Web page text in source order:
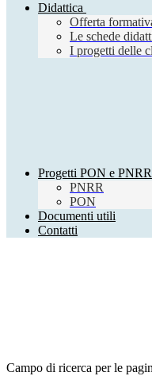
Didattica
Offerta
Le schede
I progetti delle
Progetti PON e PNRR
PNRR
PON
Documenti utili
Contatti
Campo di ricerca per le